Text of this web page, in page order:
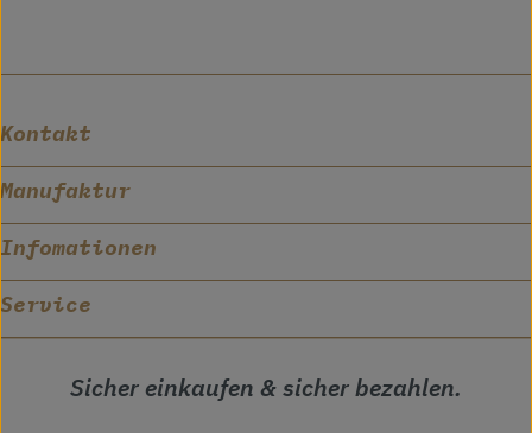
Kontakt
Manufaktur
Infomationen
Service
Sicher einkaufen & sicher bezahlen.